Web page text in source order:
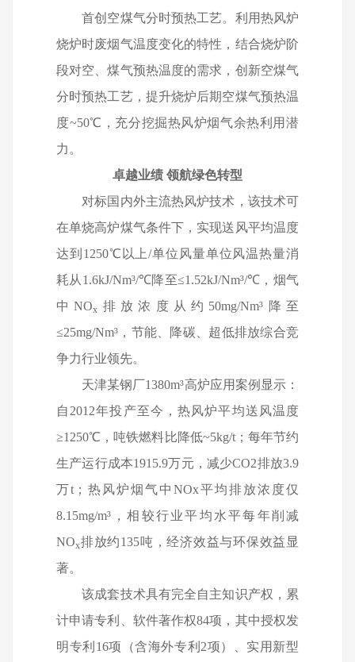
首创空煤气分时预热工艺。利用热风炉
烧炉时废烟气温度变化的特性，结合烧炉阶
段对空、煤气预热温度的需求，创新空煤气
分时预热工艺，提升烧炉后期空煤气预热温
度~50℃，充分挖掘热风炉烟气余热利用潜
力。
卓越业绩 领航绿色转型
对标国内外主流热风炉技术，该技术可
在单烧高炉煤气条件下，实现送风平均温度
达到 1250℃以上/单位风量单位风温热量消
耗从 1.6kJ/Nm³/℃降至≤1.52kJ/Nm³/℃，烟气
中NOx 排放浓度从约 50mg/Nm³降至
≤25mg/Nm³，节能、降碳、超低排放综合竞
争力行业领先。
天津某钢厂1380m³高炉应用案例显示：
自 2012年投产至今，热风炉平均送风温度
≥1250℃，吨铁燃料比降低~5kg/t；每年节约
生产运行成本1915.9万元，减少CO2排放3.9
万t ；热风炉烟气中 NOx平均排放浓度仅
8.15mg/m³，相较行业平均水平每年削减
NOx排放约135吨，经济效益与环保效益显
著。
该成套技术具有完全自主知识产权，累
计申请专利、软件著作权84项，其中授权发
明专利 16项（含海外专利 2项）、实用新型